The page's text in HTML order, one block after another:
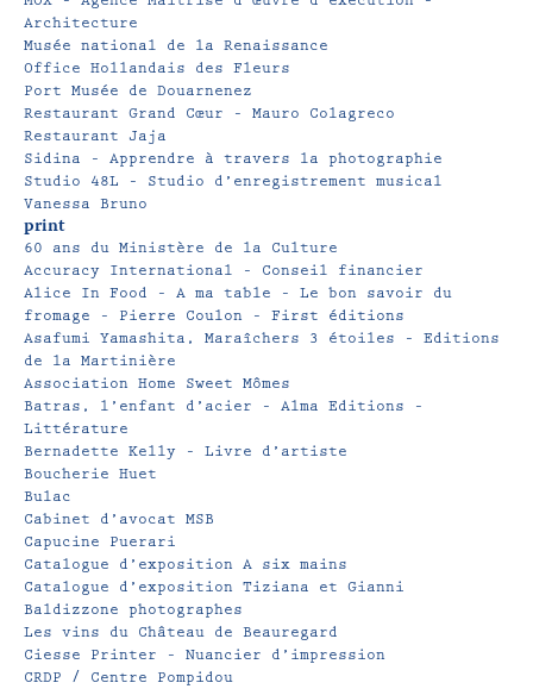
Architecture
Musée national de la Renaissance
Office Hollandais des Fleurs
Port Musée de Douarnenez
Restaurant Grand Cœur – Mauro Colagreco
Restaurant Jaja
Sidina – Apprendre à travers la photographie
Studio 48L – Studio d’enregistrement musical
Vanessa Bruno
print
60 ans du Ministère de la Culture
Accuracy International – Conseil financier
Alice In Food – A ma table – Le bon savoir du
fromage – Pierre Coulon – First éditions
Asafumi Yamashita, Maraîchers 3 étoiles – Editions
de la Martinière
Association Home Sweet Mômes
Batras, l’enfant d’acier – Alma Editions –
Littérature
Bernadette Kelly – Livre d’artiste
Boucherie Huet
Bulac
Cabinet d’avocat MSB
Capucine Puerari
Catalogue d’exposition A six mains
Catalogue d’exposition Tiziana et Gianni
Baldizzone photographes
Les vins du Château de Beauregard
Ciesse Printer – Nuancier d’impression
CRDP / Centre Pompidou